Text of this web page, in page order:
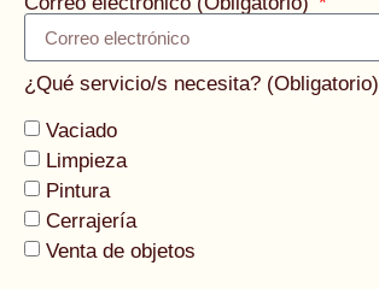
¿Qué servicio/s necesita? (Obligatorio)
Vaciado
Limpieza
Pintura
Cerrajería
Venta de objetos